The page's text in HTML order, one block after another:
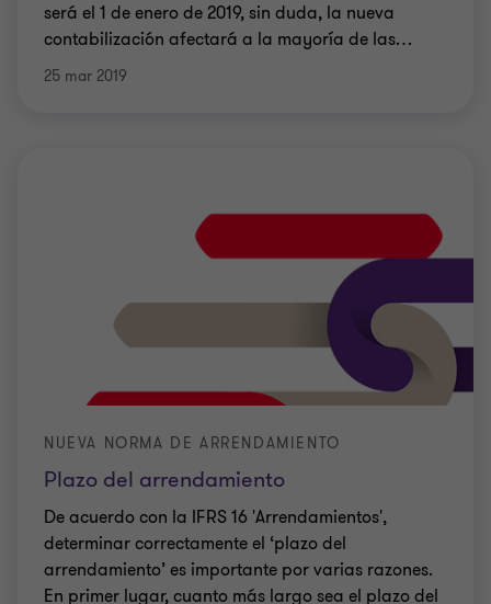
será el 1 de enero de 2019, sin duda, la nueva
contabilización afectará a la mayoría de las…
25 mar 2019
Plazo del arrendamiento
NUEVA NORMA DE ARRENDAMIENTO
De acuerdo con la IFRS 16 'Arrendamientos',
determinar correctamente el ‘plazo del
arrendamiento’ es importante por varias razones.
En primer lugar, cuanto más largo sea el plazo del